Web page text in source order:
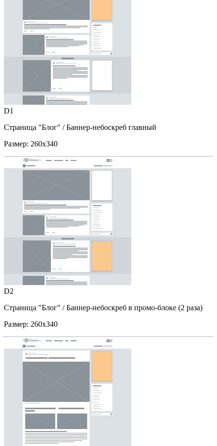
D1
Страница "Блог" / Баннер-небоскреб главный
Размер: 260x340
D2
Страница "Блог" / Баннер-небоскреб в промо-блоке (2 раза)
Размер: 260x340